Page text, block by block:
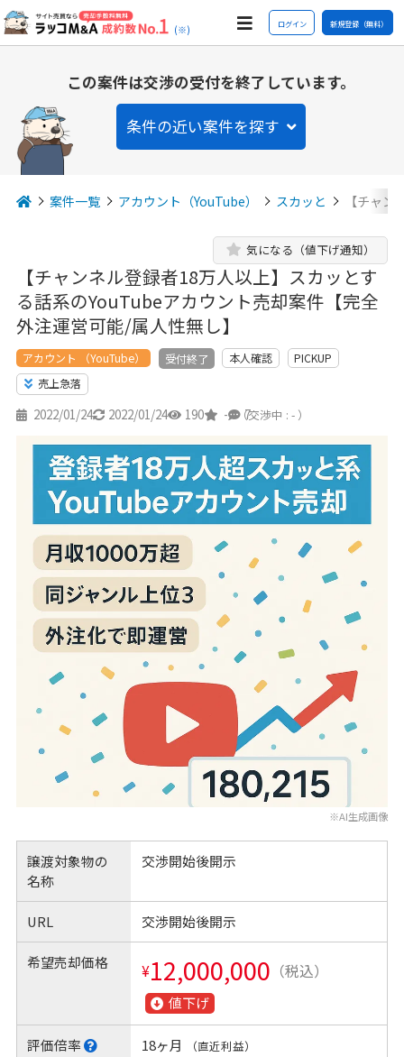
(※) ログイン 新規登録（無料）
この案件は交渉の受付を終了しています。
条件の近い案件を探す
案件一覧 アカウント（YouTube） スカッと 【チャ
【チャンネル登録者18万人以上】スカッとす
る話系のYouTubeアカウント売却案件【完全
外注運営可能/属人性無し】
気になる（値下げ通知）
アカウント （YouTube） 受付終了 本人確認
PICKUP
売上急落
2022/01/24 2022/01/24 190 - 7
（交渉中 : - ）
※AI生成画像
譲渡対象物の
名称
交渉開始後開示
URL 交渉開始後開示
希望売却価格 ¥12,000,000 （税込）
値下げ
評価倍率 18ヶ月 （直近利益）